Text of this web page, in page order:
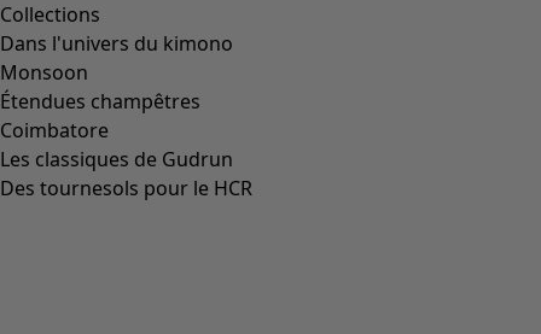
Collections
Dans l'univers du kimono
Monsoon
Étendues champêtres
Coimbatore
Les classiques de Gudrun
Des tournesols pour le HCR